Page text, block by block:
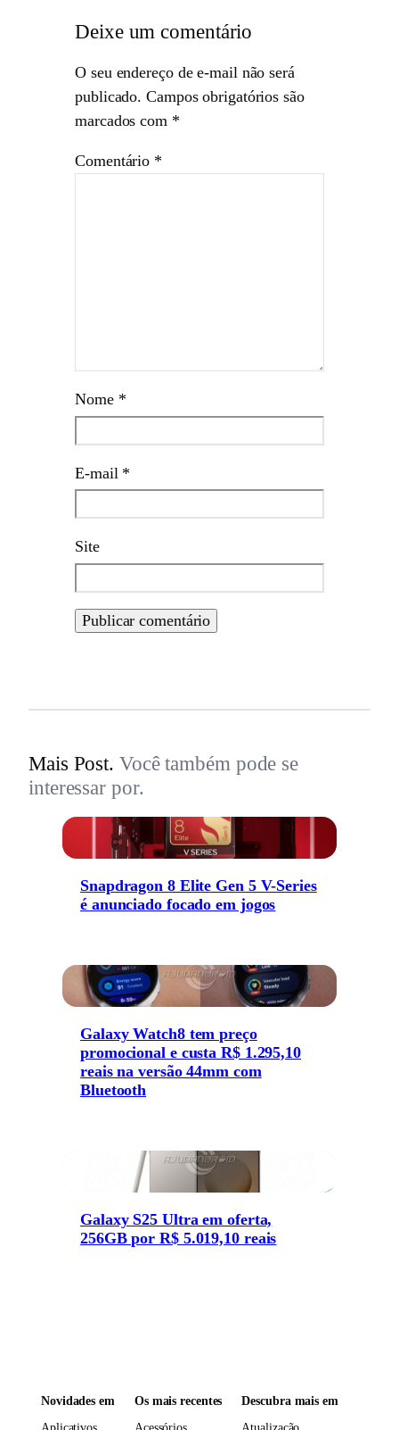
Deixe um comentário
O seu endereço de e-mail não será
publicado. Campos obrigatórios são
marcados com *
Comentário *
Nome *
E-mail *
Site
Mais Post. Você também pode se
interessar por.
Snapdragon 8 Elite Gen 5 V-Series
é anunciado focado em jogos
Galaxy Watch8 tem preço
promocional e custa R$ 1.295,10
reais na versão 44mm com
Bluetooth
Galaxy S25 Ultra em oferta,
256GB por R$ 5.019,10 reais
Novidades em Os mais recentes Descubra mais em